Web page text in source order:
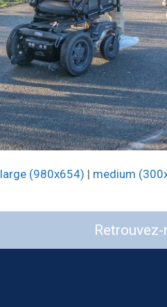
large (980x654) | medium